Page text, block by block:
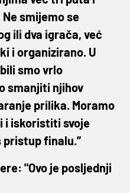
smijemo se
ili dva igrača, već
i organizirano. U
smo vrlo
smanjiti njihov
prilika. Moramo
i iskoristiti svoje
pristup finalu.”
"Ovo je posljednji